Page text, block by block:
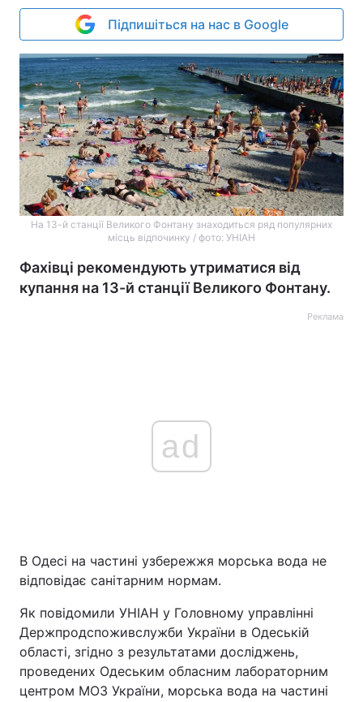
Підпишіться на нас в Google
На 13-й станції Великого Фонтану знаходиться ряд популярних
місць відпочинку / фото: УНІАН
Фахівці рекомендують утриматися від
купання на 13-й станції Великого Фонтану.
Реклама
ad
В Одесі на частині узбережжя морська вода не
відповідає санітарним нормам.
Як повідомили УНІАН у Головному управлінні
Держпродспоживслужби України в Одеській
області, згідно з результатами досліджень,
проведених Одеським обласним лабораторним
центром МОЗ України, морська вода на частині